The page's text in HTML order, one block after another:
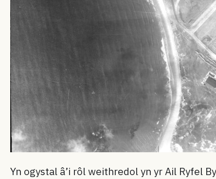
Yn ogystal â’i rôl weithredol yn yr Ail Ryfel